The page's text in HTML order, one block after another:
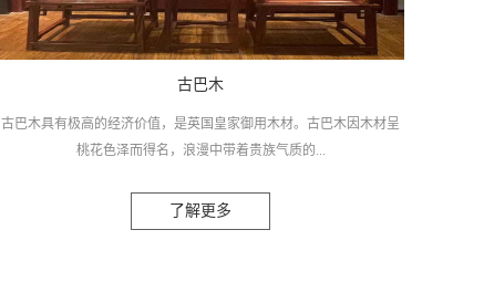
古巴木
古巴木具有极高的经济价值，是英国皇家御用木材。古巴木因木材呈
桃花色泽而得名，浪漫中带着贵族气质的...
桃花瓣颜色。珍惜木材的颜色岁久变深。古巴木的颜色会由最初的带
了解更多